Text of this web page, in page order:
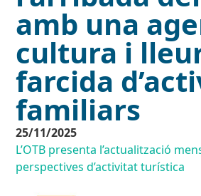
amb una
cultura i
farcida
familiars
25/11/2025
L’OTB presenta l’actualització
perspectives d’activitat turística